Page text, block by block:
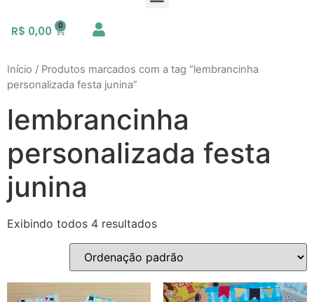
R$ 0,00
Início / Produtos marcados com a tag “lembrancinha
personalizada festa junina”
lembrancinha
personalizada festa
junina
Exibindo todos 4 resultados